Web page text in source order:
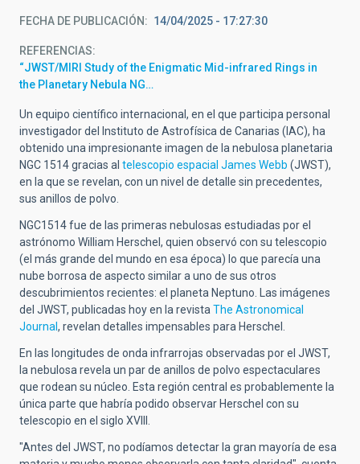
FECHA DE PUBLICACIÓN 14/04/2025 - 17:27:30
REFERENCIAS
“JWST/MIRI Study of the Enigmatic Mid-infrared Rings in
the Planetary Nebula NG…
Un equipo científico internacional, en el que participa personal
investigador del Instituto de Astrofísica de Canarias (IAC), ha
obtenido una impresionante imagen de la nebulosa planetaria
NGC 1514 gracias al telescopio espacial James Webb (JWST),
en la que se revelan, con un nivel de detalle sin precedentes,
sus anillos de polvo.
NGC1514 fue de las primeras nebulosas estudiadas por el
astrónomo William Herschel, quien observó con su telescopio
(el más grande del mundo en esa época) lo que parecía una
nube borrosa de aspecto similar a uno de sus otros
descubrimientos recientes: el planeta Neptuno. Las imágenes
del JWST, publicadas hoy en la revistaThe Astronomical
Journal, revelan detalles impensables para Herschel.
En las longitudes de onda infrarrojas observadas por el JWST,
la nebulosa revela un par de anillos de polvo espectaculares
que rodean su núcleo. Esta región central es probablemente la
única parte que habría podido observar Herschel con su
telescopio en el siglo XVIII.
"Antes del JWST, no podíamos detectar la gran mayoría de esa